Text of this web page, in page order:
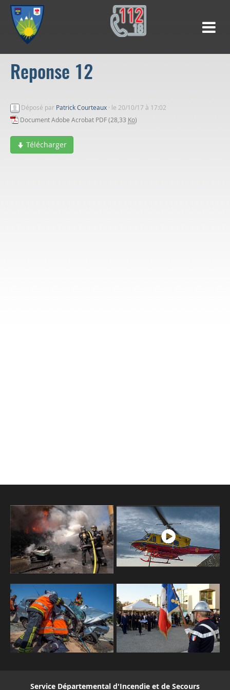
Reponse 12
Déposé par Patrick Courteaux · le 20/10/17 à 17:02
Document Adobe Acrobat PDF (28,33 Ko)
Télécharger
Service Départemental d'Incendie et de Secours